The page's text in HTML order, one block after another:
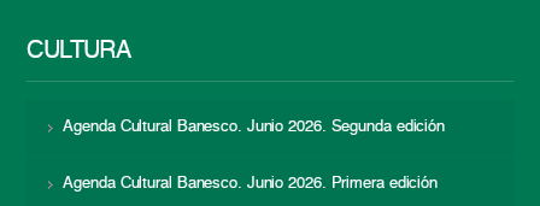
CULTURA
Agenda Cultural Banesco. Junio 2026. Segunda edición
Agenda Cultural Banesco. Junio 2026. Primera edición